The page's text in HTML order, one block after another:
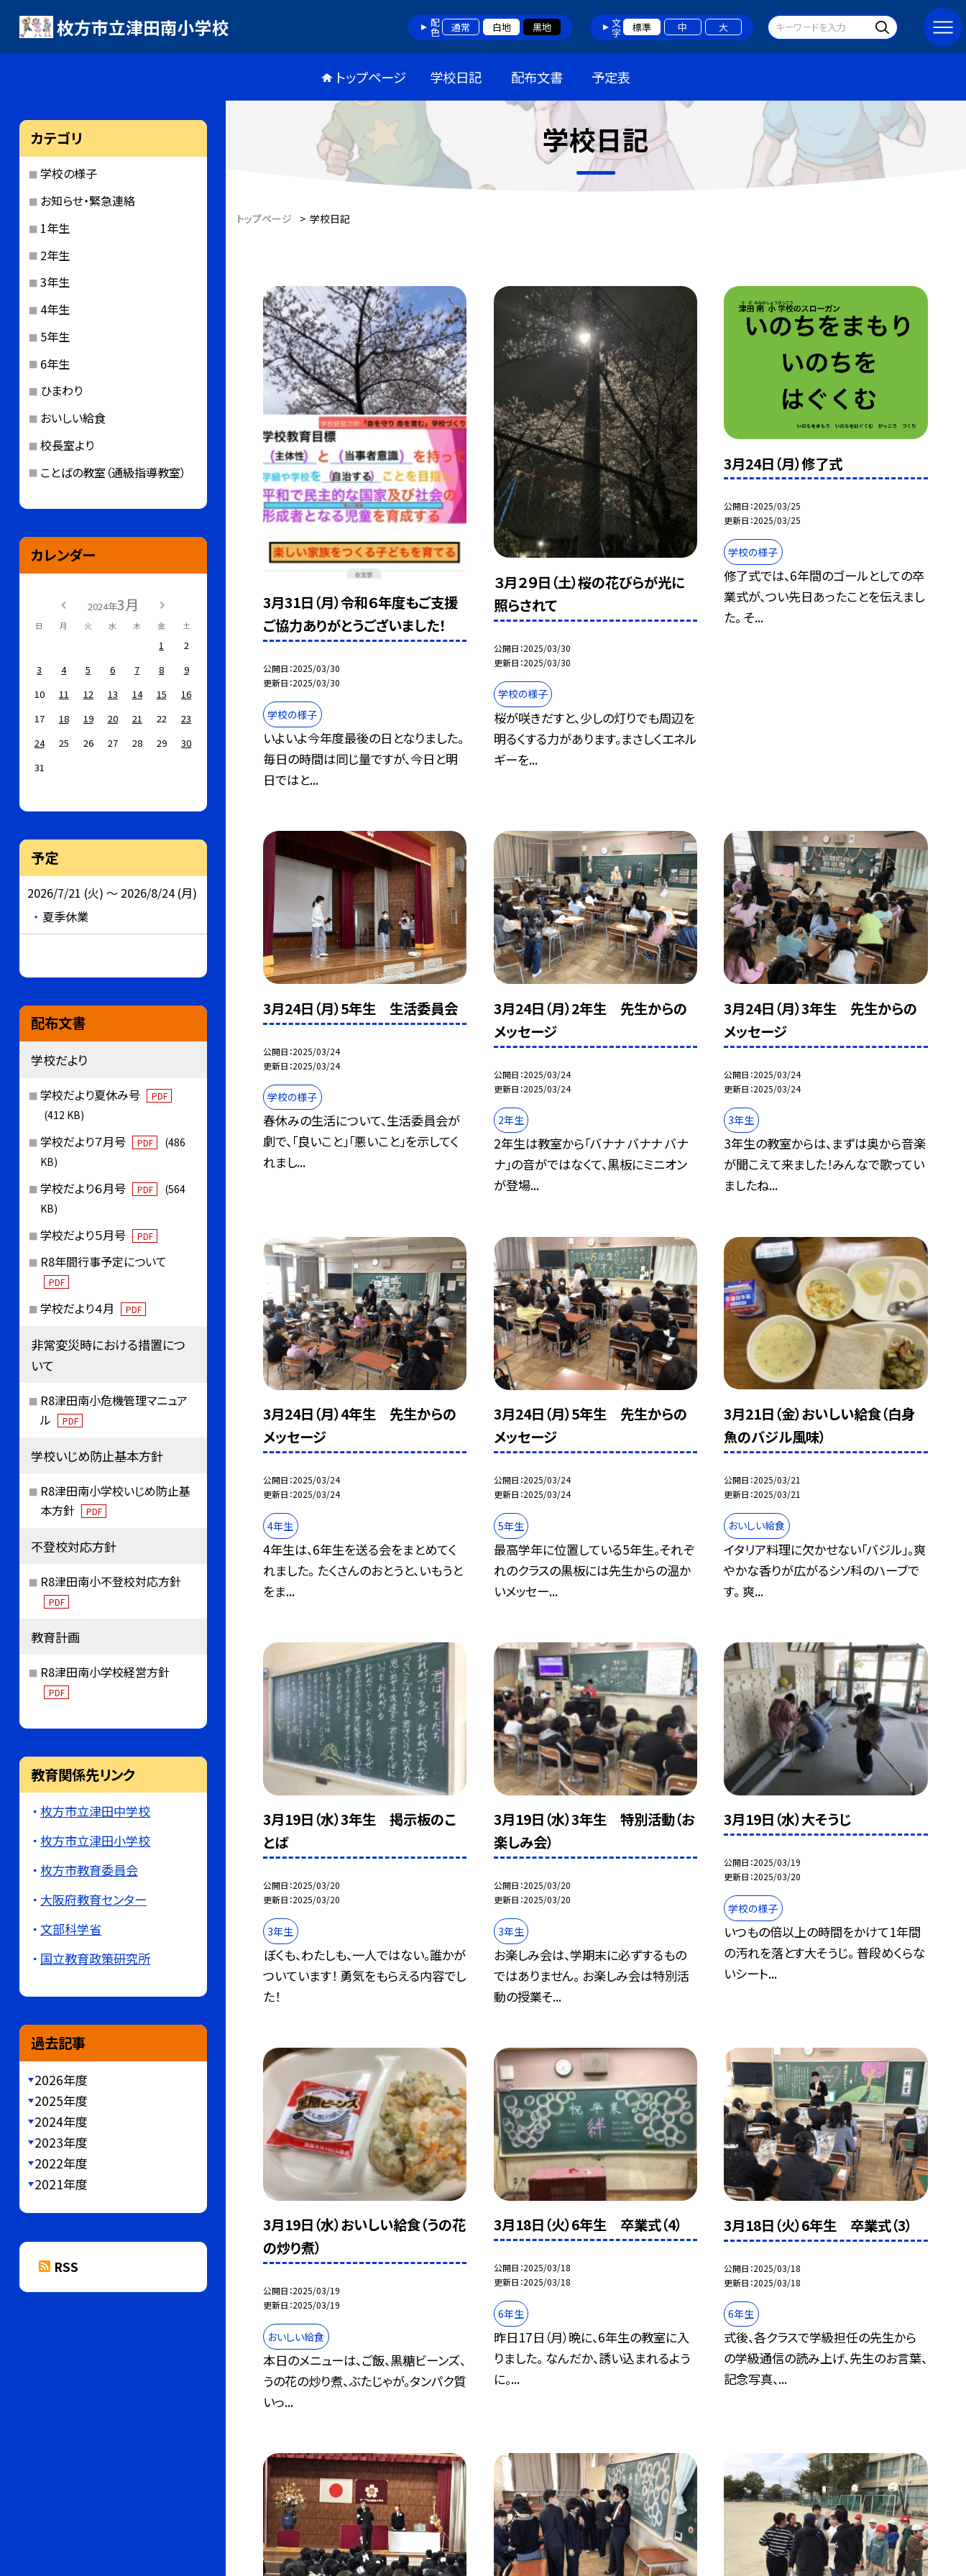
枚方市立津田南小学校 配色 通常 白地 黒地 文字 標準 中 大
トップページ 学校日記 配布文書 予定表
学校日記
トップページ > 学校日記
3月31日（月）令和６年度もご支援
ご協力ありがとうございました！
公開日 2025/03/30
更新日 2025/03/30
学校の様子
いよいよ今年度最後の日となりました。
毎日の時間は同じ量ですが、今日と明
日ではと...
３月２９日（土）桜の花びらが光に
照らされて
公開日 2025/03/30
更新日 2025/03/30
学校の様子
桜が咲きだすと、少しの灯りでも周辺を
明るくする力があります。まさしくエネル
ギーを...
3月24日（月）修了式
公開日 2025/03/25
更新日 2025/03/25
学校の様子
修了式では、6年間のゴールとしての卒
業式が、つい先日あったことを伝えまし
た。 そ...
3月24日（月）5年生 生活委員会
公開日 2025/03/24
更新日 2025/03/24
学校の様子
春休みの生活について、生活委員会が
劇で、「良いこと」「悪いこと」を示してく
れまし...
3月24日（月）2年生 先生からの
メッセージ
公開日 2025/03/24
更新日 2025/03/24
2年生
2年生は教室から「バナナ バナナ バナ
ナ」の音がではなくて、黒板にミニオン
が登場...
3月24日（月）3年生 先生からの
メッセージ
公開日 2025/03/24
更新日 2025/03/24
3年生
3年生の教室からは、まずは奥から音楽
が聞こえて来ました！みんなで歌ってい
ましたね...
3月24日（月）4年生 先生からの
メッセージ
公開日 2025/03/24
更新日 2025/03/24
4年生
4年生は、6年生を送る会をまとめてく
れました。 たくさんのおとうと、いもうと
をま...
3月24日（月）5年生 先生からの
メッセージ
公開日 2025/03/24
更新日 2025/03/24
5年生
最高学年に位置している5年生。それぞ
れのクラスの黒板には先生からの温か
いメッセー...
3月21日（金）おいしい給食（白身
魚のバジル風味）
公開日 2025/03/21
更新日 2025/03/21
おいしい給食
イタリア料理に欠かせない「バジル」。爽
やかな香りが広がるシソ科のハーブで
す。 爽...
3月19日（水）3年生 掲示板のこ
とば
公開日 2025/03/20
更新日 2025/03/20
3年生
ぼくも、わたしも、一人ではない。誰かが
ついています！ 勇気をもらえる内容でし
た！
3月19日（水）3年生 特別活動（お
楽しみ会）
公開日 2025/03/20
更新日 2025/03/20
3年生
お楽しみ会は、学期末に必ずするもの
ではありません。 お楽しみ会は特別活
動の授業そ...
3月19日（水）大そうじ
公開日 2025/03/19
更新日 2025/03/20
学校の様子
いつもの倍以上の時間をかけて1年間
の汚れを落とす大そうじ。 普段めくらな
いシート...
3月19日（水）おいしい給食（うの花
の炒り煮）
公開日 2025/03/19
更新日 2025/03/19
おいしい給食
本日のメニューは、ご飯、黒糖ビーンズ、
うの花の炒り煮、ぶたじゃが。タンパク質
いっ...
3月18日（火）6年生 卒業式（4）
公開日 2025/03/18
更新日 2025/03/18
6年生
昨日17日（月）晩に、6年生の教室に入
りました。 なんだか、誘い込まれるよう
に。...
3月18日（火）6年生 卒業式（3）
公開日 2025/03/18
更新日 2025/03/18
6年生
式後、各クラスで学級担任の先生から
の学級通信の読み上げ、先生のお言葉、
記念写真、...
カテゴリ
学校の様子
お知らせ・緊急連絡
1年生
2年生
3年生
4年生
5年生
6年生
ひまわり
おいしい給食
校長室より
ことばの教室（通級指導教室）
カレンダー
2024年3月
日 月 火 水 木 金 土
1
2
3
4 5 6 7 8
9
10
11 12 13 14 15
16
17
18 19 20 21 22
23
24
25 26 27 28 29
30
31
予定
2026/7/21 (火) ～ 2026/8/24 (月)
夏季休業
配布文書
学校だより
学校だより夏休み号 PDF
(412 KB)
学校だより７月号 PDF
(486
KB)
学校だより６月号 PDF
(564
KB)
学校だより５月号 PDF
R8年間行事予定について
PDF
学校だより４月 PDF
非常変災時における措置につ
いて
R8津田南小危機管理マニュア
ル
PDF
学校いじめ防止基本方針
R8津田南小学校いじめ防止基
本方針
PDF
不登校対応方針
R8津田南小不登校対応方針
PDF
教育計画
R8津田南小学校経営方針
PDF
教育関係先リンク
枚方市立津田中学校
枚方市立津田小学校
枚方市教育委員会
大阪府教育センター
文部科学省
国立教育政策研究所
過去記事
2026年度
2025年度
2024年度
2023年度
2022年度
2021年度
RSS